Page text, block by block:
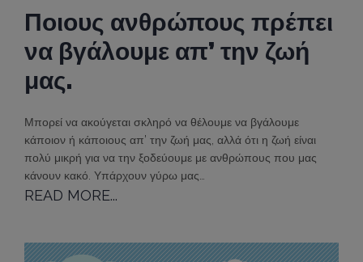
Ποιους ανθρώπους πρέπει
να βγάλουμε απ’ την ζωή
μας.
Μπορεί να ακούγεται σκληρό να θέλουμε να βγάλουμε
κάποιον ή κάποιους απ’ την ζωή μας, αλλά ότι η ζωή είναι
πολύ μικρή για να την ξοδεύουμε με ανθρώπους που μας
κάνουν κακό. Υπάρχουν γύρω μας…
READ MORE...